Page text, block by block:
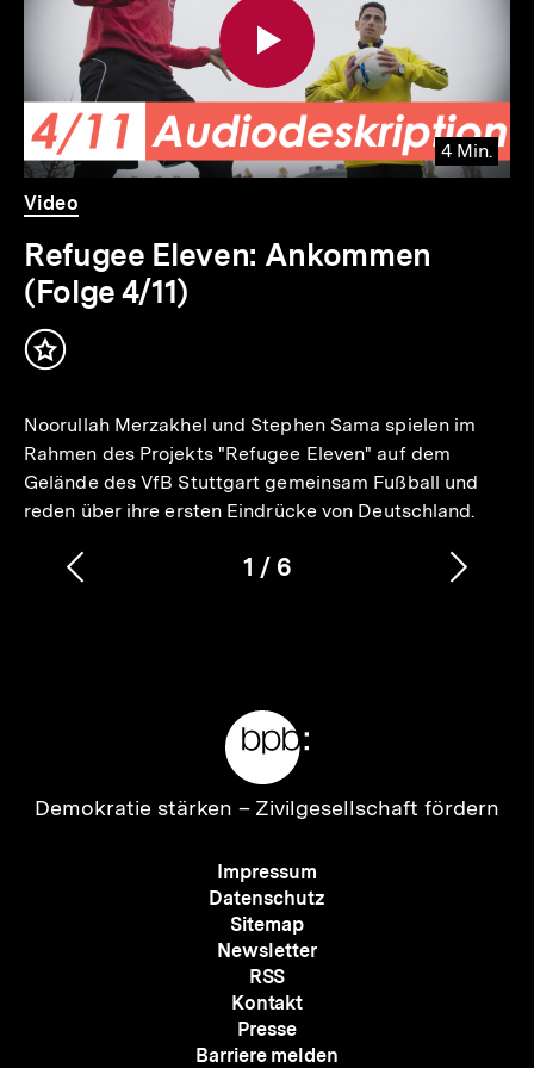
4 Min.
Video
Dauer
4
Min.
Video
Refugee Eleven: Ankommen
(Folge 4/11)
Inhalt
Noorullah Merzakhel und Stephen Sama spielen im
Rahmen des Projekts "Refugee Eleven" auf dem
Gelände des VfB Stuttgart gemeinsam Fußball und
reden über ihre ersten Eindrücke von Deutschland.
Karussellinhalt
1
von
/ 6
Vorherigen
Zur
Demokratie stärken – Zivilgesellschaft fördern
Meta-
Navigation
Impressum
Datenschutz
Sitemap
Newsletter
RSS
Kontakt
Presse
Barriere melden